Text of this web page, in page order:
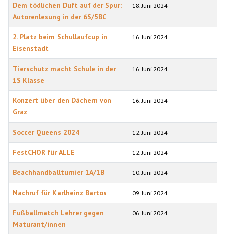
Dem tödlichen Duft auf der Spur:
Autorenlesung in der 6S/5BC
18. Juni 2024
2. Platz beim Schullaufcup in
Eisenstadt
16. Juni 2024
Tierschutz macht Schule in der
1S Klasse
16. Juni 2024
Konzert über den Dächern von
Graz
16. Juni 2024
Soccer Queens 2024 12. Juni 2024
FestCHOR für ALLE 12. Juni 2024
Beachhandballturnier 1A/1B 10. Juni 2024
Nachruf für Karlheinz Bartos 09. Juni 2024
Fußballmatch Lehrer gegen
Maturant/innen
06. Juni 2024